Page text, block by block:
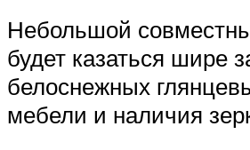
Небольшой
будет казаться шире
белоснежных
мебели и наличия